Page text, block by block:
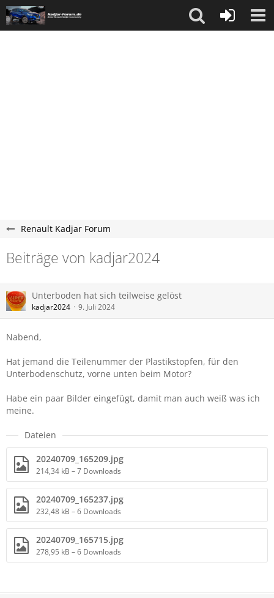
Renault Kadjar Forum
Beiträge von kadjar2024
Unterboden hat sich teilweise gelöst
kadjar2024 9. Juli 2024
Nabend,
Hat jemand die Teilenummer der Plastikstopfen, für den
Unterbodenschutz, vorne unten beim Motor?
Habe ein paar Bilder eingefügt, damit man auch weiß was ich
meine.
Dateien
20240709_165209.jpg
214,34 kB – 7 Downloads
20240709_165237.jpg
232,48 kB – 6 Downloads
20240709_165715.jpg
278,95 kB – 6 Downloads